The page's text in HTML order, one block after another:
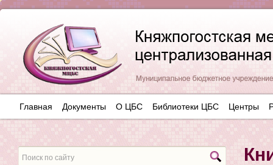
Главная Документы О ЦБС Библиотеки ЦБС Центры